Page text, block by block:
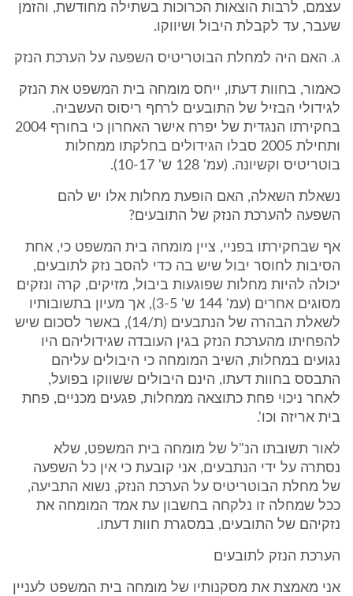
עצמם, לרבות הוצאות הכרוכות בשתילה מחודשת, והזמן
שעבר, עד לקבלת היבול ושיווקו.
ג. האם היה למחלת הבוטריטיס השפעה על הערכת הנזק
כאמור, בחוות דעתו, ייחס מומחה בית המשפט את הנזק
לגידולי הבזיל של התובעים לרחף ריסוס העשביה.
בחקירתו הנגדית של יפרח אישר האחרון כי בחורף 2004
ותחילת 2005 סבלו הגידולים בחלקתו ממחלות
בוטריטיס וקשיונה. (עמ' 128 ש' 10-17).
נשאלת השאלה, האם הופעת מחלות אלו יש להם
השפעה להערכת הנזק של התובעים?
אף שבחקירתו בפניי, ציין מומחה בית המשפט כי, אחת
הסיבות לחוסר יבול שיש בה כדי להסב נזק לתובעים,
יכולה להיות מחלות שפוגעות ביבול, מזיקים, קרה ונזקים
מסוגים אחרים (עמ' 144 ש' 3-5), אך מעיון בתשובותיו
לשאלת הבהרה של הנתבעים (ת/14), באשר לסכום שיש
להפחיתו מהערכת הנזק בגין העובדה שגידוליהם היו
נגועים במחלות, השיב המומחה כי היבולים עליהם
התבסס בחוות דעתו, הינם היבולים ששווקו בפועל,
לאחר ניכוי פחת כתוצאה ממחלות, פגעים מכניים, פחת
בית אריזה וכו'.
לאור תשובתו הנ"ל של מומחה בית המשפט, שלא
נסתרה על ידי הנתבעים, אני קובעת כי אין כל השפעה
של מחלת הבוטריטיס על הערכת הנזק, נשוא התביעה,
ככל שמחלה זו נלקחה בחשבון עת אמד המומחה את
נזקיהם של התובעים, במסגרת חוות דעתו.
הערכת הנזק לתובעים
אני מאמצת את מסקנותיו של מומחה בית המשפט לעניין